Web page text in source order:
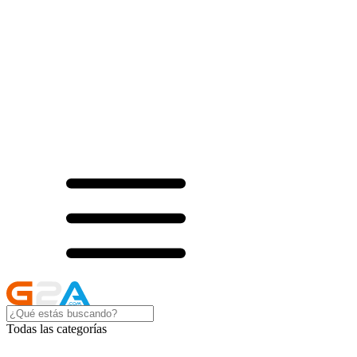
Todas las categorías